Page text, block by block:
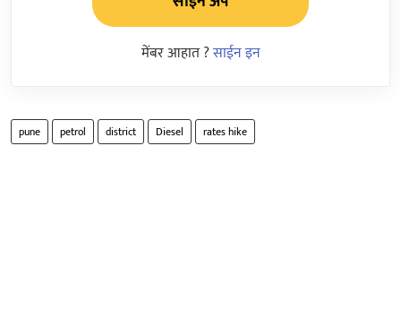
मेंबर आहात ?साईन इन
pune petrol district Diesel rates hike